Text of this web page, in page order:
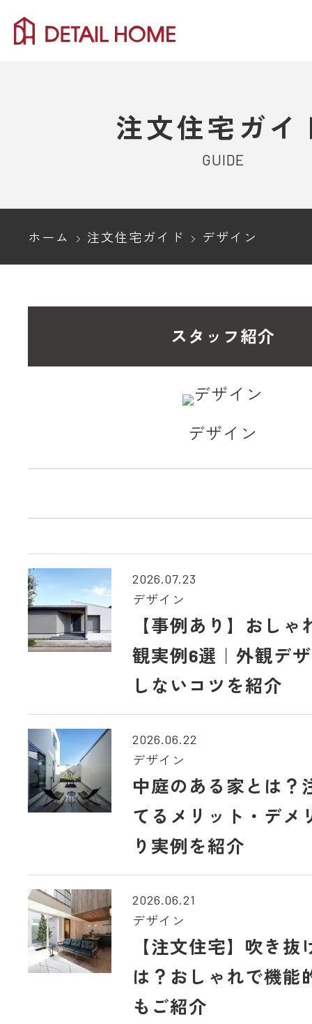
注文住宅ガイ
GUIDE
ホーム 注文住宅ガイド デザイン
スタッフ紹介
デザイン
2026.07.23
デザイン
【事例あり】おし
観実例6選｜外観デ
しないコツを紹介
2026.06.22
デザイン
中庭のある家とは？
てるメリット・デメ
り実例を紹介
2026.06.21
デザイン
【注文住宅】吹き抜
は？おしゃれで機能
もご紹介